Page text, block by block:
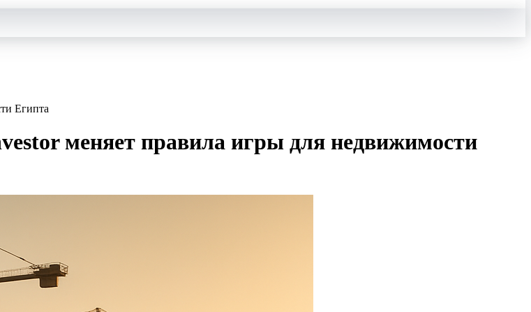
Египта
меняет правила игры для недвижимости